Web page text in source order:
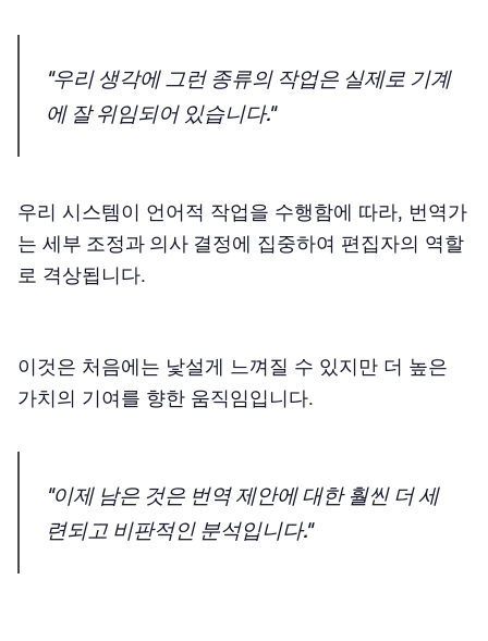
"우리 생각에 그런 종류의 작업은 실제로 기계
에 잘 위임되어 있습니다."
우리 시스템이 언어적 작업을 수행함에 따라, 번역가
는 세부 조정과 의사 결정에 집중하여 편집자의 역할
로 격상됩니다.
이것은 처음에는 낯설게 느껴질 수 있지만 더 높은
가치의 기여를 향한 움직임입니다.
"이제 남은 것은 번역 제안에 대한 훨씬 더 세
련되고 비판적인 분석입니다."